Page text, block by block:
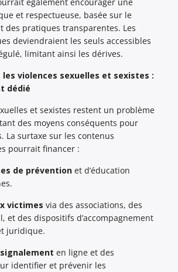
et respectueuse, basée sur le
des pratiques transparentes. Les
deviendraient les seuls accessibles
limitant ainsi les dérives.
violences sexuelles et sexistes :
dédié
et sexistes restent un problème
des moyens conséquents pour
La surtaxe sur les contenus
pourrait financer :
de prévention et d’éducation
victimes via des associations, des
et des dispositifs d’accompagnement
juridique.
en ligne et des
identifier et prévenir les